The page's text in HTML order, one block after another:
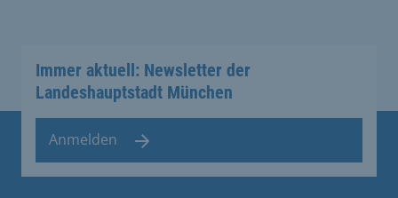
Immer aktuell: Newsletter der
Landeshauptstadt München
Anmelden